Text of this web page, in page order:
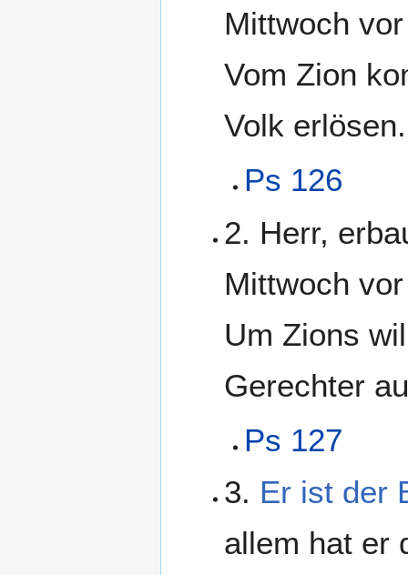
Mittwoch
Vom Zion
Volk erlösen.
Ps 126
2. Herr,
Mittwoch
Um Zions
Gerechter
Ps 127
3. Er ist der
allem hat er